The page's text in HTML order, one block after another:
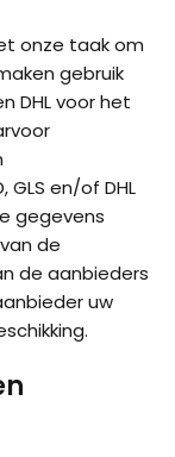
onze taak om
gebruik
DHL voor het
en/of DHL
gegevens
de
de aanbieders
uw